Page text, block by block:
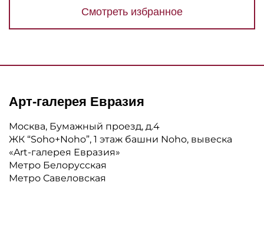
Смотреть избранное
Арт-галерея Евразия
Москва, Бумажный проезд, д.4
ЖК “Soho+Noho”, 1 этаж башни Noho, вывеска
«Art-галерея Евразия»
Метро Белорусская
Метро Савеловская